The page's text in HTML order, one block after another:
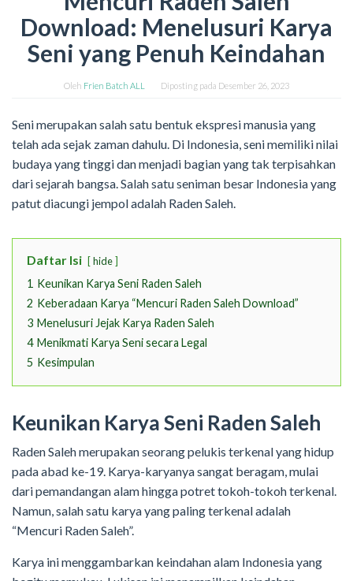
Download: Menelusuri Karya
Seni yang Penuh Keindahan
Oleh Frien Batch ALL Diposting pada Desember 26, 2023
Seni merupakan salah satu bentuk ekspresi manusia yang
telah ada sejak zaman dahulu. Di Indonesia, seni memiliki nilai
budaya yang tinggi dan menjadi bagian yang tak terpisahkan
dari sejarah bangsa. Salah satu seniman besar Indonesia yang
patut diacungi jempol adalah Raden Saleh.
Daftar Isi hide
1 Keunikan Karya Seni Raden Saleh
2 Keberadaan Karya “Mencuri Raden Saleh Download”
3 Menelusuri Jejak Karya Raden Saleh
4 Menikmati Karya Seni secara Legal
5 Kesimpulan
Keunikan Karya Seni Raden Saleh
Raden Saleh merupakan seorang pelukis terkenal yang hidup
pada abad ke-19. Karya-karyanya sangat beragam, mulai
dari pemandangan alam hingga potret tokoh-tokoh terkenal.
Namun, salah satu karya yang paling terkenal adalah
“Mencuri Raden Saleh”.
Karya ini menggambarkan keindahan alam Indonesia yang